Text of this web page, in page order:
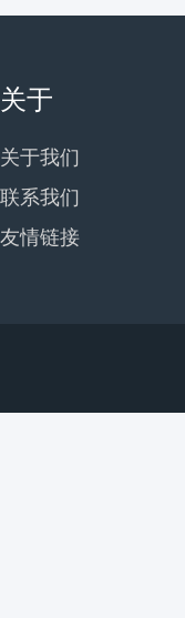
关于
关于我们
联系我们
友情链接